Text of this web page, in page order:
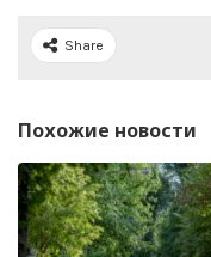
Share
Похожие новости